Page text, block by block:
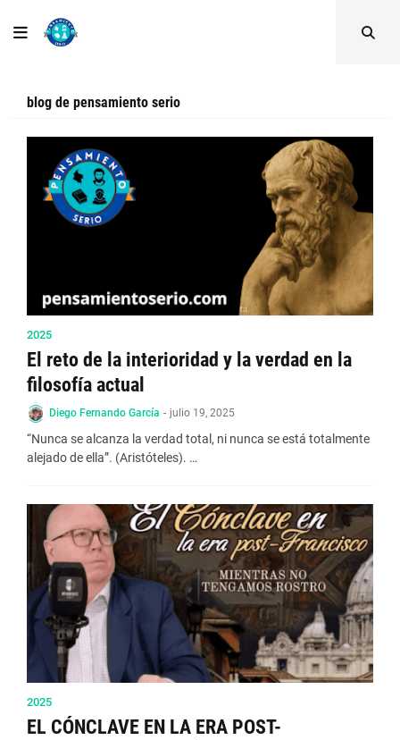
blog de pensamiento serio
2025
El reto de la interioridad y la verdad en la
filosofía actual
Diego Fernando García - julio 19, 2025
“Nunca se alcanza la verdad total, ni nunca se está totalmente
alejado de ella”. (Aristóteles). …
2025
EL CÓNCLAVE EN LA ERA POST-